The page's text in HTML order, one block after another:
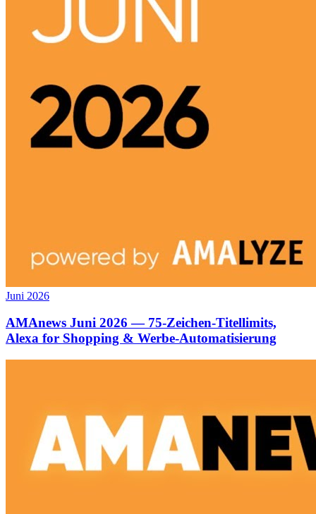
Juni 2026
AMAnews Juni 2026 — 75-Zeichen-Titellimits,
Alexa for Shopping & Werbe-Automatisierung